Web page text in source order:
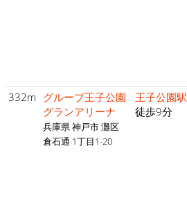
332m グルーブ王子公園
グランアリーナ
兵庫県 神戸市 灘区
倉石通 1丁目1-20
王子公園駅
徒歩9分